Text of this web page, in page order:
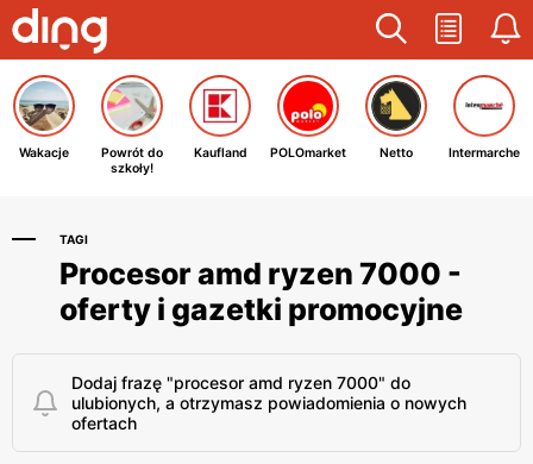
Wakacje
Powrót do
szkoły!
Kaufland POLOmarket Netto Intermarche
TAGI
Procesor amd ryzen 7000 -
oferty i gazetki promocyjne
Dodaj frazę "procesor amd ryzen 7000" do
ulubionych, a otrzymasz powiadomienia o nowych
ofertach